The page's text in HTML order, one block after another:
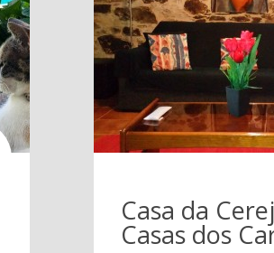
Casa da
Casas dos